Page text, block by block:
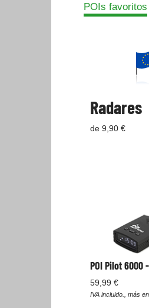
POIs favoritos
Radares
de 9,90 €
POI Pilot 6000
59,99 €
IVA incluido., más